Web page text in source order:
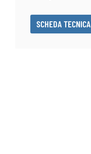
SCHEDA TECNICA